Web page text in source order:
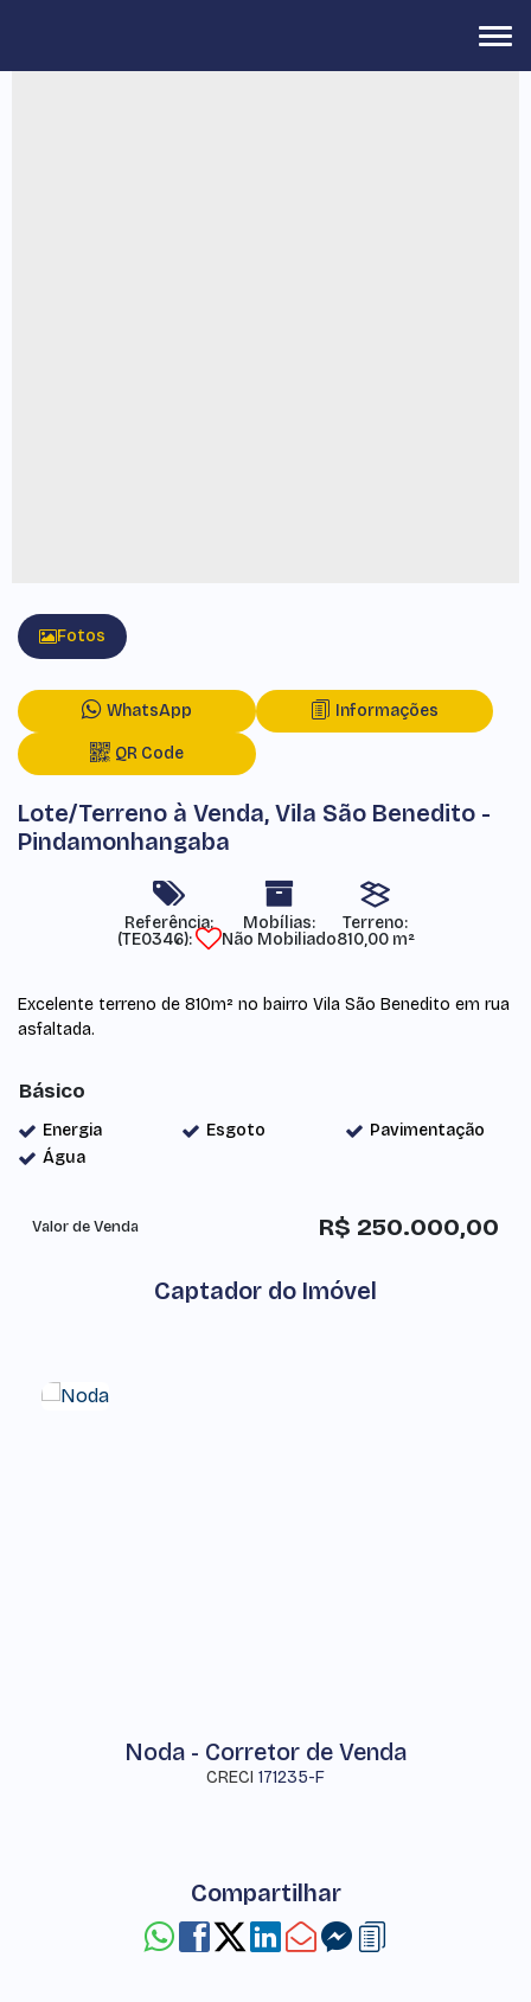
Fotos
WhatsApp Informações
QR Code
Lote/Terreno à Venda, Vila São Benedito -
Pindamonhangaba
Referência:
(TE0346)
Mobílias:
Não Mobiliado
Terreno:
810,00 m²
Excelente terreno de 810m² no bairro Vila São Benedito em rua
asfaltada.
Básico
Energia Esgoto
Pavimentação
Água
R$ 250.000,00
Valor de Venda
Captador do Imóvel
Noda - Corretor de Venda
CRECI 171235-F
Compartilhar